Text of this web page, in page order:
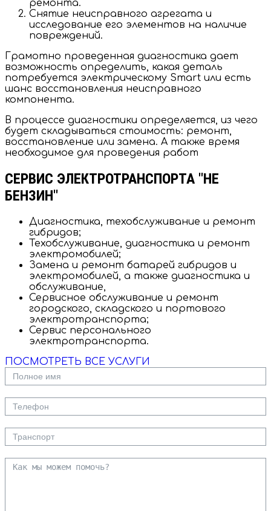
ремонта.
Снятие неисправного агрегата и
исследование его элементов на наличие
повреждений.
Грамотно проведенная диагностика дает
возможность определить, какая деталь
потребуется электрическому Smart или есть
шанс восстановления неисправного
компонента.
В процессе диагностики определяется, из чего
будет складываться стоимость: ремонт,
восстановление или замена. А также время
необходимое для проведения работ
СЕРВИС ЭЛЕКТРОТРАНСПОРТА "НЕ
БЕНЗИН"
Диагностика, техобслуживание и ремонт
гибридов;
Техобслуживание, диагностика и ремонт
электромобилей;
Замена и ремонт батарей гибридов и
электромобилей, а также диагностика и
обслуживание,
Сервисное обслуживание и ремонт
городского, складского и портового
электротранспорта;
Сервис персонального
электротранспорта.
ПОСМОТРЕТЬ ВСЕ УСЛУГИ